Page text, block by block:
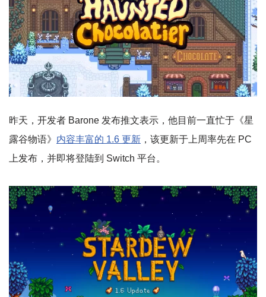
昨天，开发者 Barone 发布推文表示，他目前一直忙于《星
露谷物语》 内容丰富的 1.6 更新 ，该更新于上周率先在 PC
上发布，并即将登陆到 Switch 平台。